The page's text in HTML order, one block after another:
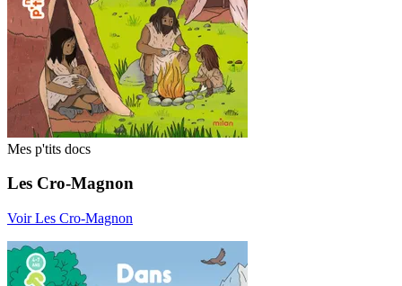
Mes p'tits docs
Les Cro-Magnon
Voir Les Cro-Magnon